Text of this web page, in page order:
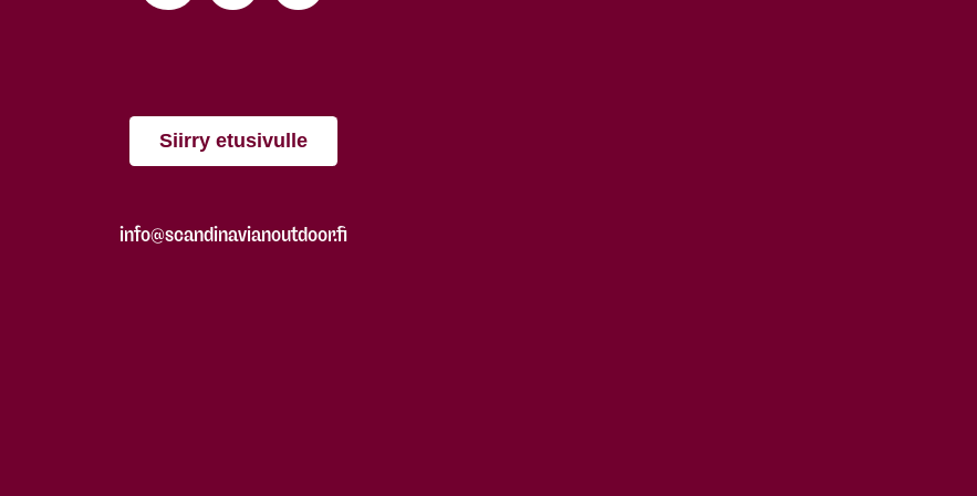
Siirry etusivulle
info@scandinavianoutdoor.fi